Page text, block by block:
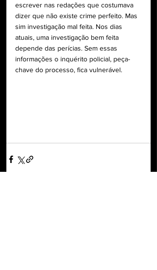
escrever nas redações que costumava
dizer que não existe crime perfeito. Mas
sim investigação mal feita. Nos dias
atuais, uma investigação bem feita
depende das perícias. Sem essas
informações o inquérito policial, peça-
chave do processo, fica vulnerável.